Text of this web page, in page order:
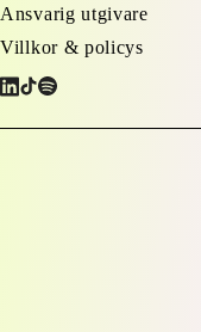
Ansvarig utgivare
Villkor & policys